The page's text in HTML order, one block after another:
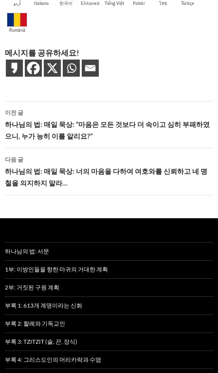
اُردو Italiano 한국어 Ελληνικά Tiếng Việt Polski ไทย Türkçe
Română
메시지를 공유하세요!
글
네
비
게
이
션
이전 글
하나님의 법: 매일 묵상: “마음은 모든 것보다 더 속이고 심히 부패하였
으니, 누가 능히 이를 알리요?”
다음 글
하나님의 법: 매일 묵상: 너의 마음을 다하여 여호와를 신뢰하고 네 명
철을 의지하지 말라…
하나님의 법: 서문
1부: 이방인들을 향한 마귀의 거대한 계획
2부: 거짓된 구원 계획
부록 1: 613개 계명이라는 신화
부록 2: 할례와 기독교인
부록 3: TZITZIT (술, 끈, 장식)
부록 4: 그리스도인의 머리카락과 수염